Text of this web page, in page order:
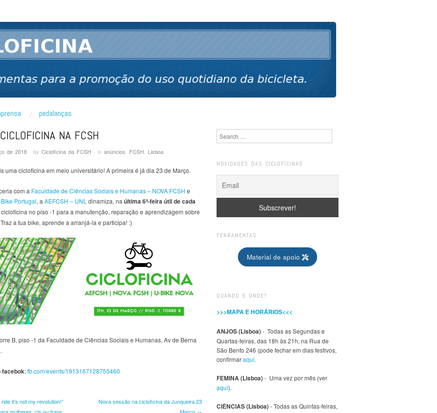
bicicleta
pedalanças
NA FCSH
de 2018 · by Cicloficina da FCSH · in anúncios FCSH Lisboa ·
uma cicloficina em meio universitário! A primeira é já dia 23 de Março.
com a Faculdade de Ciências Sociais e Humanas – NOVA FCSH e
Bike Portugal, a AEFCSH – UNL dinamiza, na última 6ª-feira útil de cada
cicloficina no piso -1 para a manutenção, reparação e aprendizagem sobre
a tua bike, aprende a arranjá-la e participa! :)
B, piso -1 da Faculdade de Ciências Sociais e Humanas, Av de Berna
facebok:fb.com/events/1913167128755460
ride it’s not my revolution!”
Nova sessão na cicloficina da Junqueira 23
Search
NOVIDADES DAS CICLOFICINAS
FERRAMENTAS
Material de apoio
QUANDO E ONDE?
>>>MAPA E HORÁRIOS<<<
ANJOS (Lisboa)- Todas as Segundas e
Quartas-feiras, das 18h às 21h, na Rua de
São Bento 246 (pode fechar em dias festivos,
confirmaraqui.
FEMINA (Lisboa)- Uma vez por mês (ver
aqui).
CIÊNCIAS (Lisboa)- Todas as Quintas-feiras,